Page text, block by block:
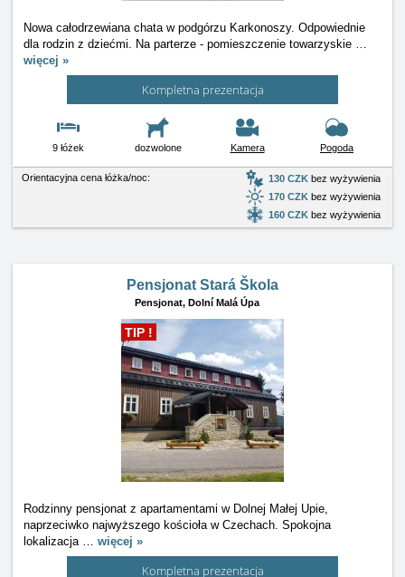
Nowa całodrzewiana chata w podgórzu Karkonoszy. Odpowiednie
dla rodzin z dziećmi. Na parterze - pomieszczenie towarzyskie …
więcej »
Kompletna prezentacja
9 łóżek dozwolone Kamera Pogoda
Orientacyjna cena łóżka/noc: 130 CZK bez wyżywienia
170 CZK bez wyżywienia
160 CZK bez wyżywienia
Pensjonat Stará Škola
Pensjonat, Dolní Malá Úpa
TIP !
Rodzinny pensjonat z apartamentami w Dolnej Małej Upie,
naprzeciwko najwyższego kościoła w Czechach. Spokojna
lokalizacja … więcej »
Kompletna prezentacja